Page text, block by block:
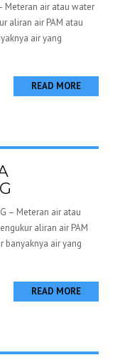
Meteran air atau water
aliran air PAM atau
air yang
READ MORE
– Meteran air atau
aliran air PAM
banyaknya air yang
READ MORE